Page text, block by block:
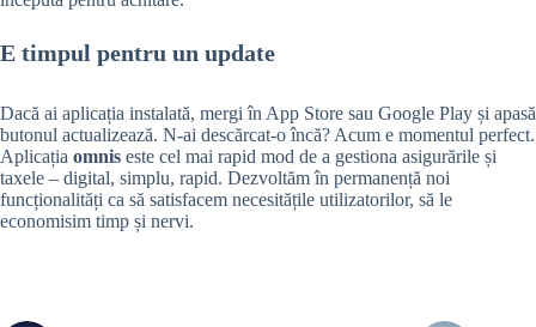
E timpul pentru un update
Dacă ai aplicația instalată, mergi în App Store sau Google Play și apasă
butonul actualizează. N-ai descărcat-o încă? Acum e momentul perfect.
Aplicația omnis este cel mai rapid mod de a gestiona asigurările și
taxele – digital, simplu, rapid. Dezvoltăm în permanență noi
funcționalități ca să satisfacem necesitățile utilizatorilor, să le
economisim timp și nervi.